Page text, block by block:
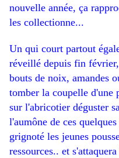
nouvelle année, ça
les collectionne...
Un qui court partout
réveillé depuis fin
bouts de noix, amandes
tomber la coupelle d'une
sur l'abricotier déguster
l'aumône de ces
grignoté les jeunes
ressources.. et